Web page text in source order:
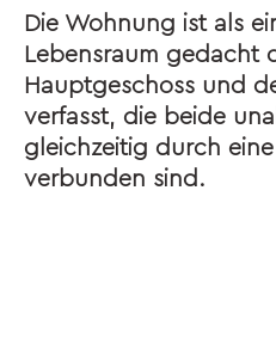
Die Wohnung ist als
Lebensraum gedacht
Hauptgeschoss und
verfasst, die beide
gleichzeitig durch
verbunden sind.